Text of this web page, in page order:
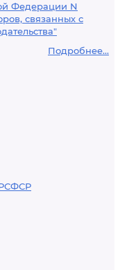
Федерации N
связанных с
Подробнее...
РСФСР